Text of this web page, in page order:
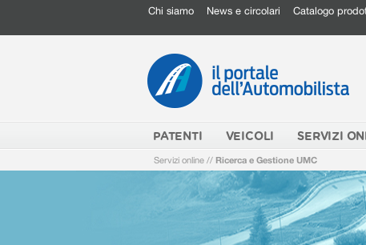
Chi siamo News e circolari Catalogo
PATENTI VEICOLI SERVIZI
Servizi online // Ricerca e Gestione UMC